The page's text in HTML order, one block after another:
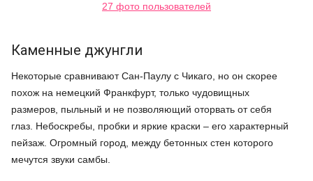
27 фото пользователей
Каменные джунгли
Некоторые сравнивают Сан-Паулу с Чикаго, но он скорее
похож на немецкий Франкфурт, только чудовищных
размеров, пыльный и не позволяющий оторвать от себя
глаз. Небоскребы, пробки и яркие краски – его характерный
пейзаж. Огромный город, между бетонных стен которого
мечутся звуки самбы.